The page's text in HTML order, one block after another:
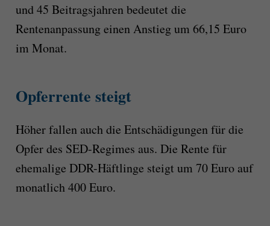
und 45 Beitragsjahren bedeutet die
Rentenanpassung einen Anstieg um 66,15 Euro
im Monat.
Opferrente steigt
Höher fallen auch die Entschädigungen für die
Opfer des SED-Regimes aus. Die Rente für
ehemalige DDR-Häftlinge steigt um 70 Euro auf
monatlich 400 Euro.